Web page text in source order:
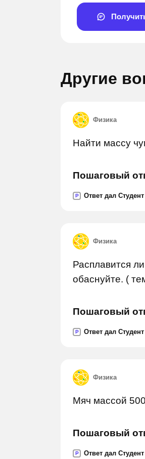
Другие
Физика
Найти массу
Пошаговый
P Ответ дал Студент
Физика
Расплавится
обаснуйте. (
Пошаговый
P Ответ дал Студент
Физика
Мяч массой
Пошаговый
P Ответ дал Студент
Задай вопрос